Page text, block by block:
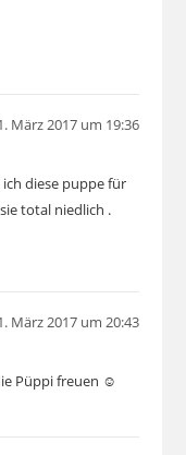
März 2017 um 19:36
diese puppe für
total niedlich .
März 2017 um 20:43
Püppi freuen ☺️